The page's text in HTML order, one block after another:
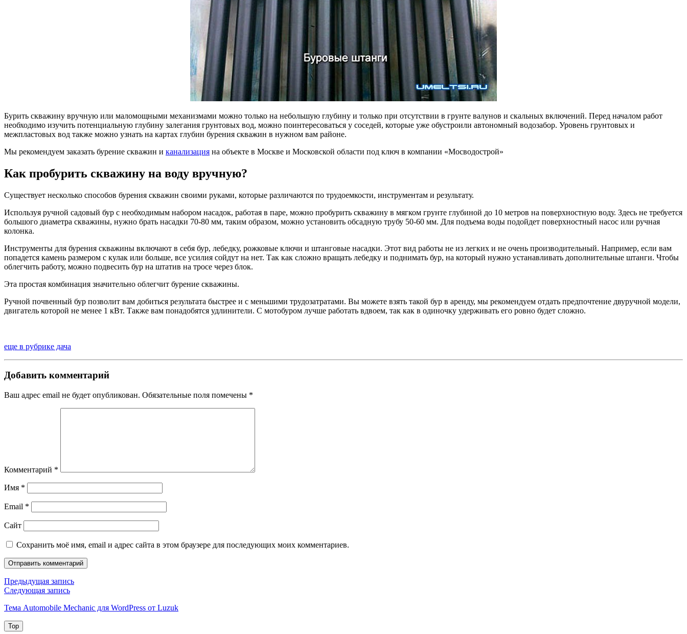
Бурить скважину вручную или маломощными механизмами можно только на небольшую глубину и только при отсутствии в грунте валунов и скальных включений. Перед началом работ
необходимо изучить потенциальную глубину залегания грунтовых вод, можно поинтересоваться у соседей, которые уже обустроили автономный водозабор. Уровень грунтовых и
межпластовых вод также можно узнать на картах глубин бурения скважин в нужном вам районе.
Мы рекомендуем заказать бурение скважин и канализация на объекте в Москве и Московской области под ключ в компании «Мосводострой»
Как пробурить скважину на воду вручную?
Существует несколько способов бурения скважин своими руками, которые различаются по трудоемкости, инструментам и результату.
Используя ручной садовый бур с необходимым набором насадок, работая в паре, можно пробурить скважину в мягком грунте глубиной до 10 метров на поверхностную воду. Здесь не требуется
большого диаметра скважины, нужно брать насадки 70-80 мм, таким образом, можно установить обсадную трубу 50-60 мм. Для подъема воды подойдет поверхностный насос или ручная
колонка.
Инструменты для бурения скважины включают в себя бур, лебедку, рожковые ключи и штанговые насадки. Этот вид работы не из легких и не очень производительный. Например, если вам
попадется камень размером с кулак или больше, все усилия сойдут на нет. Так как сложно вращать лебедку и поднимать бур, на который нужно устанавливать дополнительные штанги. Чтобы
облегчить работу, можно подвесить бур на штатив на тросе через блок.
Эта простая комбинация значительно облегчит бурение скважины.
Ручной почвенный бур позволит вам добиться результата быстрее и с меньшими трудозатратами. Вы можете взять такой бур в аренду, мы рекомендуем отдать предпочтение двуручной модели,
двигатель которой не менее 1 кВт. Также вам понадобятся удлинители. С мотобуром лучше работать вдвоем, так как в одиночку удерживать его ровно будет сложно.
еще в рубрике дача
Добавить комментарий
Ваш адрес email не будет опубликован. Обязательные поля помечены *
Комментарий *
Имя *
Email *
Сайт
Сохранить моё имя, email и адрес сайта в этом браузере для последующих моих комментариев.
Навигация
по
записям
Предыдущая
запись
Предыдущая запись
Следующая
Следующая запись
Тема Automobile Mechanic для WordPress от Luzuk
Top